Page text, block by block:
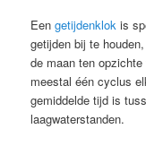
Eengetijdenklok is
getijden bij te
de maan ten
meestal één cyclus
gemiddelde tijd is
laagwaterstanden.